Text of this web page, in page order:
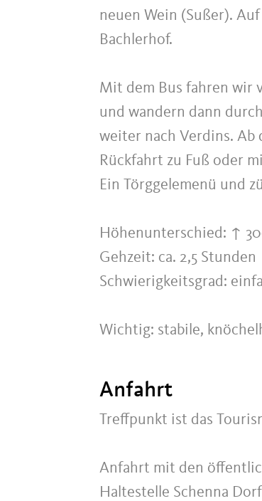
neuen Wein (Sußer).
Bachlerhof.
Mit dem Bus fahren wir
und wandern dann
weiter nach Verdins. Ab
Rückfahrt zu Fuß oder
Ein Törggelemenü und
Höhenunterschied: ↑
Gehzeit: ca. 2,5 Stunden
Schwierigkeitsgrad:
Wichtig: stabile,
Anfahrt
Treffpunkt ist das
Anfahrt mit den
Haltestelle Schenna